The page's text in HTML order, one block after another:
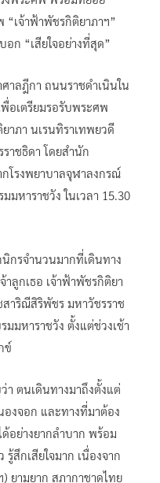
เจ้าฟ้าพัชรกิติยาภาฯ”
ก “เสียใจอย่างที่สุด”
าลฎีกา ถนนราชดำเนินใน
อเตรียมรอรับพระศพ
าภา นเรนทิราเทพยวดี
าชธิดา โดยสำนัก
โรงพยาบาลจุฬาลงกรณ์
มหาราชวัง ในเวลา 15.30
กรจำนวนมากที่เดินทาง
ลูกเธอ เจ้าฟ้าพัชรกิติยา
าริณีสิริพัชร มหาวัชรราช
มหาราชวัง ตั้งแต่ช่วงเช้า
ข์
า ตนเดินทางมาถึงตั้งแต่
องจอก และทางที่มาต้อง
อย่างยากลำบาก พร้อม
สึกเสียใจมาก เนื่องจาก
ยามยาก สภากาชาดไทย